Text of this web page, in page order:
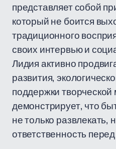
представляет собой
который не боится
традиционного
своих интервью и
Лидия активно
развития,
поддержки
демонстрирует, что
не только развлекать,
ответственность